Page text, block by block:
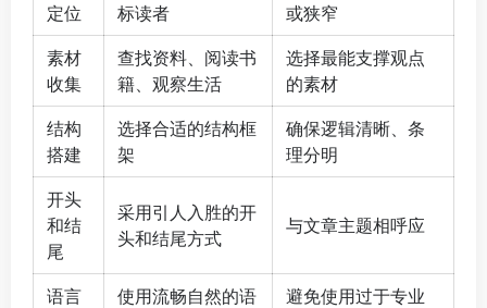
定位
标读者
或狭窄
素材
收集
查找资料、阅读书
籍、观察生活
选择最能支撑观点
的素材
结构
搭建
选择合适的结构框
架
确保逻辑清晰、条
理分明
开头
和结
尾
采用引人入胜的开
头和结尾方式
与文章主题相呼应
语言
使用流畅自然的语
避免使用过于专业